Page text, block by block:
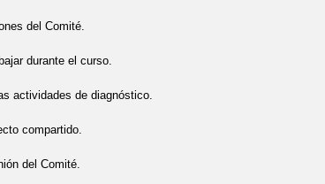
del Comité.
durante el curso.
actividades de diagnóstico.
compartido.
del Comité.